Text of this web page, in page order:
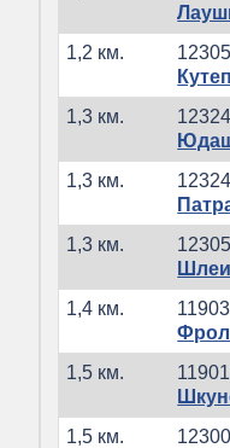
1,2 км.
1,3 км.
1,3 км.
1,3 км.
1,4 км.
1,5 км.
1,5 км.